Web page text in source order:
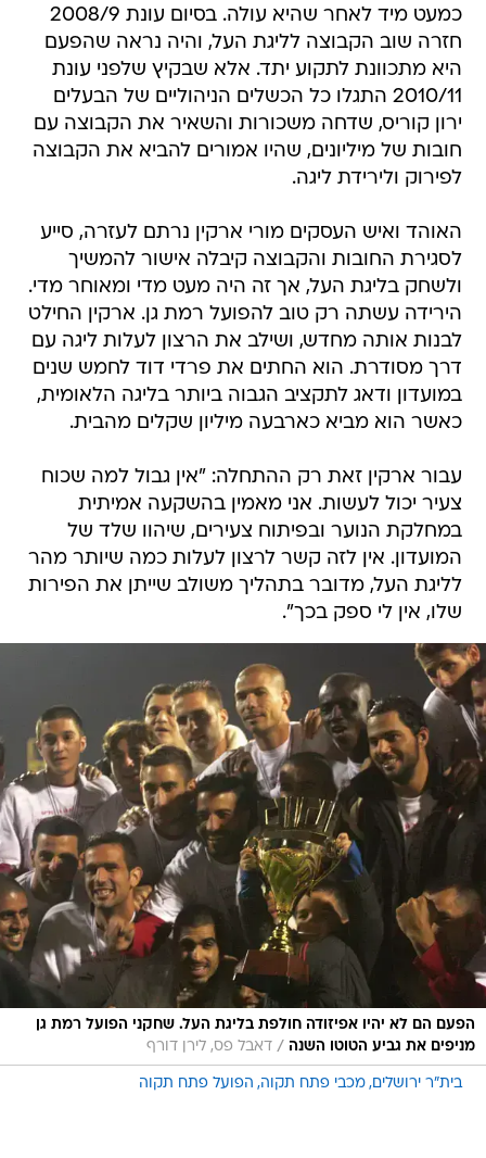
כמעט מיד לאחר שהיא עולה. בסיום עונת 2008/9
חזרה שוב הקבוצה לליגת העל, והיה נראה שהפעם
היא מתכוונת לתקוע יתד. אלא שבקיץ שלפני עונת
2010/11 התגלו כל הכשלים הניהוליים של הבעלים
ירון קוריס, שדחה משכורות והשאיר את הקבוצה עם
חובות של מיליונים, שהיו אמורים להביא את הקבוצה
לפירוק ולירידת ליגה.
האוהד ואיש העסקים מורי ארקין נרתם לעזרה, סייע
לסגירת החובות והקבוצה קיבלה אישור להמשיך
ולשחק בליגת העל, אך זה היה מעט מדי ומאוחר מדי.
הירידה עשתה רק טוב להפועל רמת גן. ארקין החילט
לבנות אותה מחדש, ושילב את הרצון לעלות ליגה עם
דרך מסודרת. הוא החתים את פרדי דוד לחמש שנים
במועדון ודאג לתקציב הגבוה ביותר בליגה הלאומית,
כאשר הוא מביא כארבעה מיליון שקלים מהבית.
עבור ארקין זאת רק ההתחלה: "אין גבול למה שכוח
צעיר יכול לעשות. אני מאמין בהשקעה אמיתית
במחלקת הנוער ובפיתוח צעירים, שיהוו שלד של
המועדון. אין לזה קשר לרצון לעלות כמה שיותר מהר
לליגת העל, מדובר בתהליך משולב שייתן את הפירות
שלו, אין לי ספק בכך".
הפעם הם לא יהיו אפיזודה חולפת בליגת העל. שחקני הפועל רמת גן
מניפים את גביע הטוטו השנה / דאבל פס, לירן דורף
בית"ר ירושלים מכבי פתח תקוה הפועל פתח תקוה